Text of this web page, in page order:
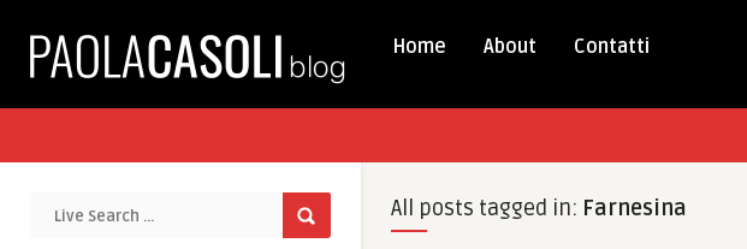
Home About Contatti
All posts tagged in: Farnesina